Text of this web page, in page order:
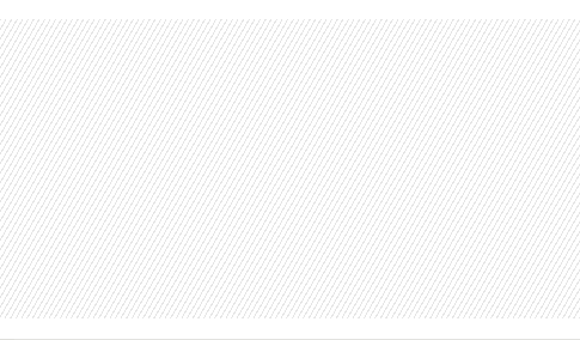
Skip to main content